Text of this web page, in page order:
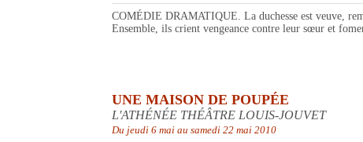
COMÉDIE DRAMATIQUE. La duchesse est veuve,
Ensemble, ils crient vengeance contre leur sœur et
UNE MAISON DE POUPÉE
L'ATHÉNÉE THÉÂTRE LOUIS-JOUVET
Du jeudi 6 mai au samedi 22 mai 2010